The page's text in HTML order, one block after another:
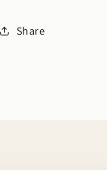
Share